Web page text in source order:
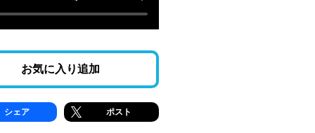
お気に入り追加
シェア ポスト